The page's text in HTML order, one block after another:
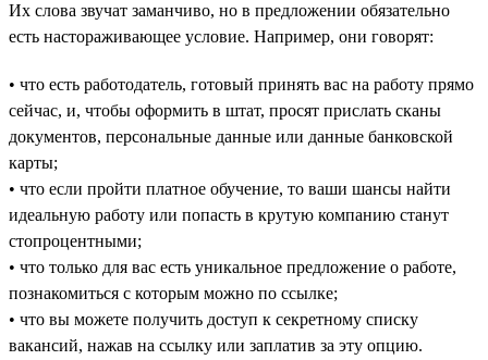
Их слова звучат заманчиво, но в предложении обязательно
есть настораживающее условие. Например, они говорят:
• что есть работодатель, готовый принять вас на работу прямо
сейчас, и, чтобы оформить в штат, просят прислать сканы
документов, персональные данные или данные банковской
карты;
• что если пройти платное обучение, то ваши шансы найти
идеальную работу или попасть в крутую компанию станут
стопроцентными;
• что только для вас есть уникальное предложение о работе,
познакомиться с которым можно по ссылке;
• что вы можете получить доступ к секретному списку
вакансий, нажав на ссылку или заплатив за эту опцию.